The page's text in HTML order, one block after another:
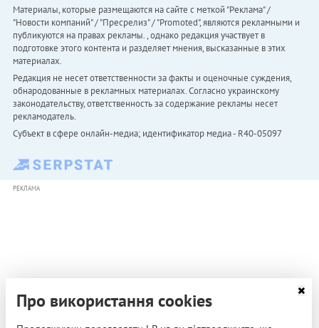
Материалы, которые размещаются на сайте с меткой "Реклама" /
"Новости компаний" / "Пресрелиз" / "Promoted", являются рекламными и
публикуются на правах рекламы. , однако редакция участвует в
подготовке этого контента и разделяет мнения, высказанные в этих
материалах.
Редакция не несет ответственности за факты и оценочные суждения,
обнародованные в рекламных материалах. Согласно украинскому
законодательству, ответственность за содержание рекламы несет
рекламодатель.
Субъект в сфере онлайн-медиа; идентификатор медиа - R40-05097
РЕКЛАМА
Про використання cookies